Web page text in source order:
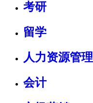
考研
留学
人力资源管理
会计